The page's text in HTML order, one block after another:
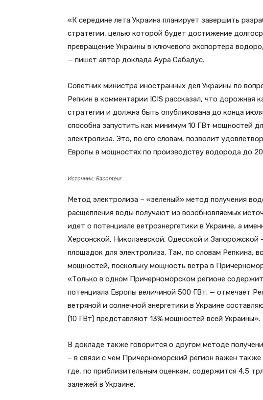
«К середине лета Украина планирует завершить
стратегии, целью которой будет достижение
превращение Украины в ключевого экспортера
— пишет автор доклада Аура Сабадус.
Советник министра иностранных дел Украины по
Репкин в комментарии ICIS рассказал, что дорожная
стратегии и должна быть опубликована до конца
способна запустить как минимум 10 ГВт мощностей
электролиза. Это, по его словам, позволит
Европы в мощностях по производству водорода до
Источник: Raconteur
Метод электролиза – «зеленый» метод получения
расщепления воды получают из возобновляемых
идет о потенциале ветроэнергетики в Украине, а
Херсонской, Николаевской, Одесской и Запорожской
площадок для электролиза. Там, по словам Репкина,
мощностей, поскольку мощность ветра в
«Только в одном Причерноморском регионе
потенциала Европы величиной 500 ГВт. — отмечает
ветряной и солнечной энергетики в Украине
(10 ГВт) представляют 13% мощностей всей Украины».
В докладе также говорится о другом методе
– в связи с чем Причерноморский регион важен
где, по приблизительным оценкам, содержится 4,5 трл
залежей в Украине.